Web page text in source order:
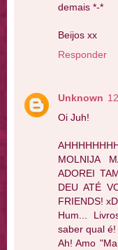
demais *-*
Beijos xx
Responder
Unknown
Oi Juh!
MOLNIJA
ADOREI
DEU ATÉ
FRIENDS! xD
Hum...
saber qual é!
Ah! Amo